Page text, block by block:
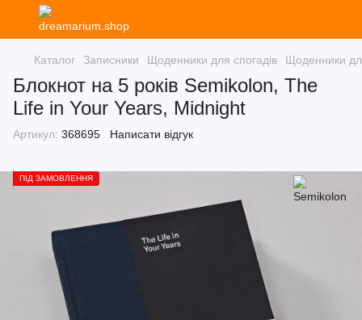
Каталог Записники Щоденники для спогадів Щоденники
Блокнот на 5 років Semikolon, The
Life in Your Years, Midnight
Артикул: 368695 Написати відгук
ПІД ЗАМОВЛЕННЯ